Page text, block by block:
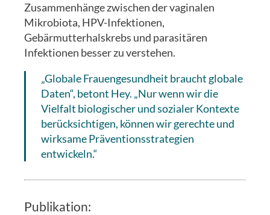
Zusammenhänge zwischen der vaginalen
Mikrobiota, HPV-Infektionen,
Gebärmutterhalskrebs und parasitären
Infektionen besser zu verstehen.
„Globale Frauengesundheit braucht globale
Daten“, betont Hey. „Nur wenn wir die
Vielfalt biologischer und sozialer Kontexte
berücksichtigen, können wir gerechte und
wirksame Präventionsstrategien
entwickeln.“
Publikation: